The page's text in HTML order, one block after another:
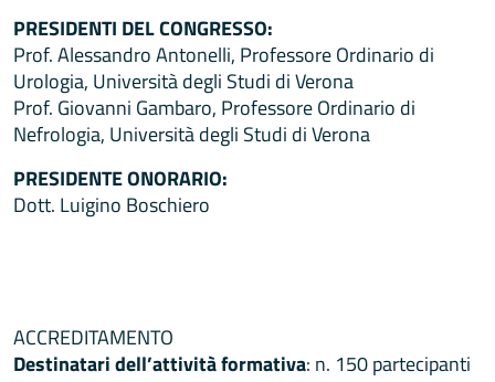
PRESIDENTI DEL CONGRESSO:
Prof. Alessandro Antonelli, Professore Ordinario di
Urologia, Università degli Studi di Verona
Prof. Giovanni Gambaro, Professore Ordinario di
Nefrologia, Università degli Studi di Verona
PRESIDENTE ONORARIO:
Dott. Luigino Boschiero
ACCREDITAMENTO
Destinatari dell’attività formativa: n. 150 partecipanti